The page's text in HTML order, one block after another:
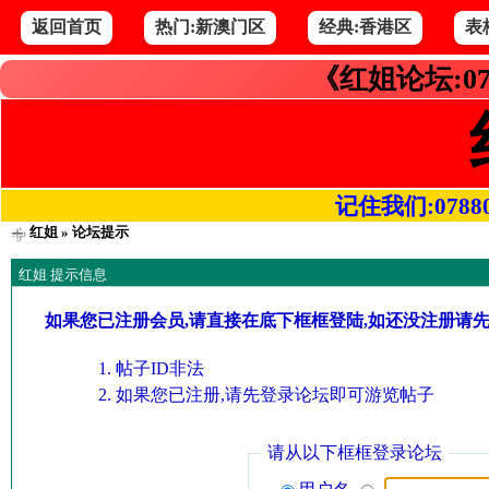
返回首页 热门:新澳门区 经典:香港区 表
《红姐论坛
记住我们
红姐» 论坛提示
红姐 提示信息
如果您已注册会员,请直接在底下框框登陆,如还没注册请
帖子ID非法
如果您已注册,请先登录论坛即可游览帖子
请从以下框框登录论坛